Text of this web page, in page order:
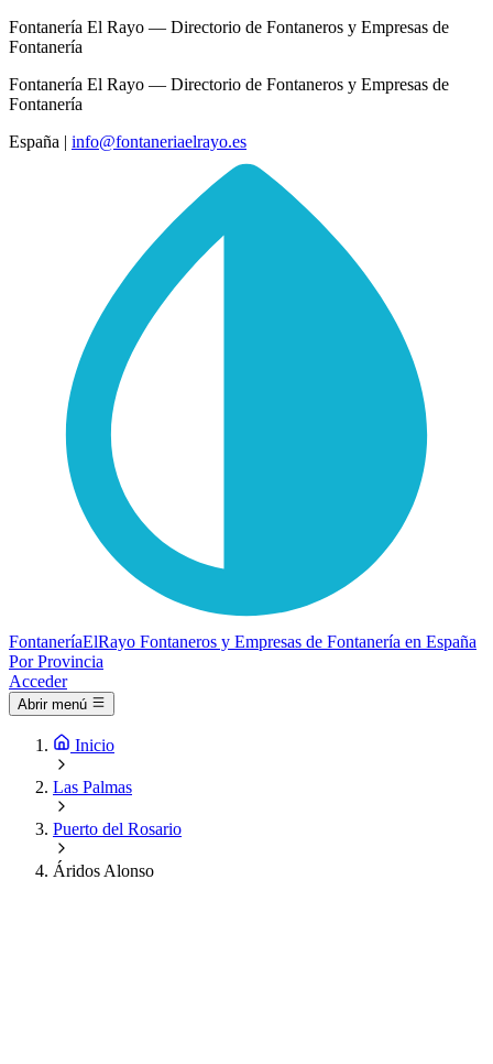
Fontanería El Rayo — Directorio de Fontaneros y Empresas de
Fontanería
Fontanería El Rayo — Directorio de Fontaneros y Empresas de
Fontanería
España | info@fontaneriaelrayo.es
FontaneríaElRayo Fontaneros y Empresas de Fontanería en España
Por Provincia
Acceder
Abrir menú
Inicio
Las Palmas
Puerto del Rosario
Áridos Alonso